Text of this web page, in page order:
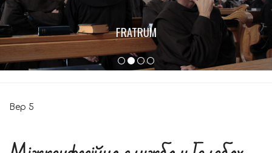
MINORUM
Вер 5